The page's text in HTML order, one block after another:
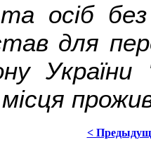
та осіб
для
України
<